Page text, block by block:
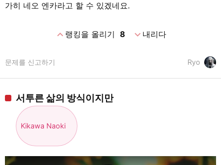
가히 네오 엔카라고 할 수 있겠네요.
expand_less랭킹을 올리기 8 expand_more내리다
Ryo
문제를 신고하기
서투른 삶의 방식이지만
Kikawa Naoki